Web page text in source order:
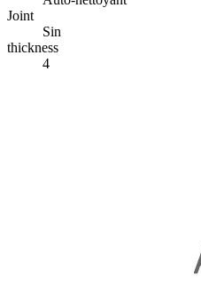
Joint
Sin
thickness
4